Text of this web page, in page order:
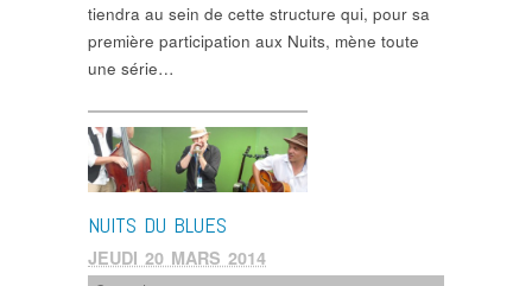
tiendra au sein de cette structure qui, pour sa
première participation aux Nuits, mène toute
une série…
NUITS DU BLUES
JEUDI 20 MARS 2014